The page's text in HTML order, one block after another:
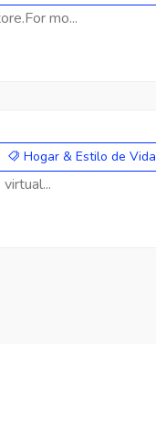
mo...
Hogar & Estilo de Vida